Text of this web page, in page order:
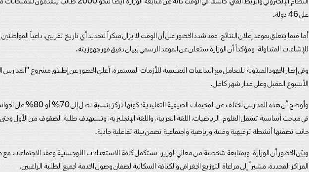
على 46 دولة.
أما فيما يتعلق بموعد إعلان النتائج، فقد شدد الخضور على أن الوقت لا يزال مبكراً لتحديد أي تاريخ تقريبي، داعياً المواطنين
للإشاعات المتداولة، ومؤكداً أن الوزارة ستعلن عن الموعد الرسمي ببيان دقيق فور جهوزيته.
وفي إطار الجهود المبذولة للتعامل مع التداعيات التعليمية للأزمات المستمرة، أعلن الخضور عن إطلاق مشروع "المدارس
الأسبوع المقبل وعلى مدار شهر كامل.
وأوضح أن هذه المدارس تختلف عن المخيمات
في مباحث أساسية تشمل العلوم، الرياضيات، اللغة العربية، واللغة الإنجليزية، وتستهدف طلبة الصفوف من الأول وحتى
جانب تضمنها أنشطة ترفيهية وفنية ورياضية واجتماعية تضمن بيئة تفاعلية جاذبة.
وبيّن الخضور أن الوزارة، وبمتابعة شخصية من معالي الوزير، تستكمل كافة الاستعدادات اللوجستية وعقد الاجتماعات مع
المراكز المحددة، مشيراً إلى مراعاة التوزيع الجغرافي والكثافة السكانية لضمان وصول الخدمة لجميع الطلبة الراغبين.